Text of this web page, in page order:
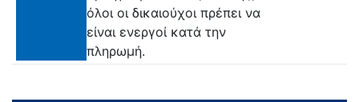
όλοι οι δικαιούχοι πρέπει να
είναι ενεργοί κατά την
πληρωμή.